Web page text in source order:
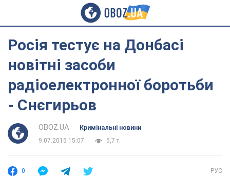
Росія тестує на Донбасі
новітні засоби
радіоелектронної боротьби
- Снєгирьов
OBOZ.UA
Кримінальні новини
9.07.2015 15:07
5,7 т.
0 РУС